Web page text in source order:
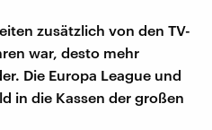
zusätzlich von den TV-
war, desto mehr
Die Europa League und
in die Kassen der großen